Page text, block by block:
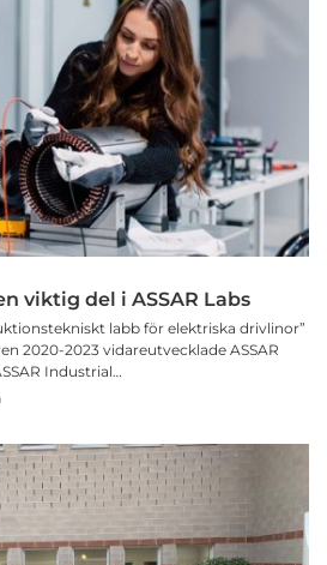
viktig del i ASSAR Labs
labb för elektriska drivlinor”
2020-2023 vidareutvecklade ASSAR
Industrial…